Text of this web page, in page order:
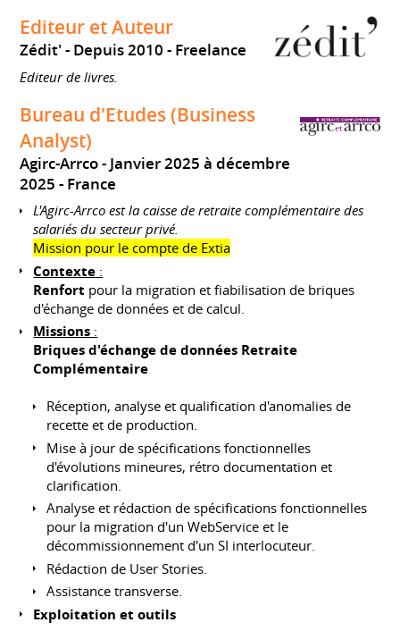
Editeur et Auteur
Zédit' Depuis 2010 Freelance
Editeur de livres.
Bureau d'Etudes (Business
Analyst)
Agirc-Arrco
Janvier 2025 à décembre
2025 France
L'Agirc-Arrco est la caisse de retraite complémentaire des
salariés du secteur privé.
Mission pour le compte de Extia
Contexte :
Renfort pour la migration et fiabilisation de briques
d'échange de données et de calcul.
Missions :
Briques d'échange de données Retraite
Complémentaire
Réception, analyse et qualification d'anomalies de
recette et de production.
Mise à jour de spécifications fonctionnelles
d'évolutions mineures, rétro documentation et
clarification.
Analyse et rédaction de spécifications fonctionnelles
pour la migration d'un WebService et le
décommissionnement d'un SI interlocuteur.
Rédaction de User Stories.
Assistance transverse.
Exploitation et outils